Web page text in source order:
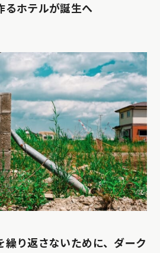
るホテルが誕生へ
繰り返さないために、ダーク